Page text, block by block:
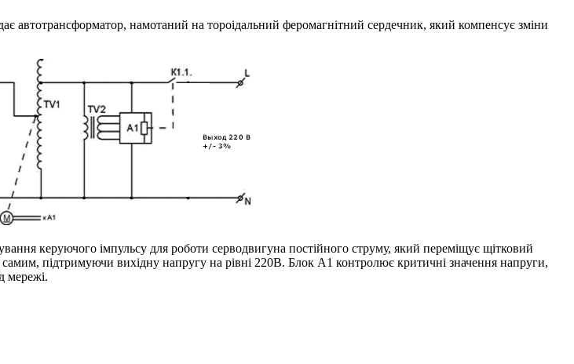
намотаний на тороідальний феромагнітний сердечник, який компенсує зміни
керуючого імпульсу для роботи серводвигуна постійного струму, який переміщує щітковий
підтримуючи вихідну напругу на рівні 220В. Блок A1 контролює критичні значення напруги,
мережі.